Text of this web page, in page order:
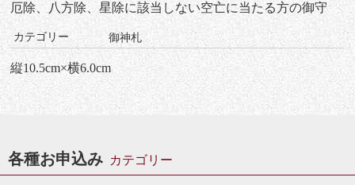
厄除、八方除、星除に該当しない空亡に当たる方の御守
カテゴリー 御神札
縦10.5cm×横6.0cm
各種お申込み カテゴリー